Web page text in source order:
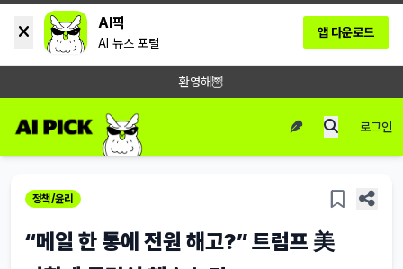
AI픽
AI 뉴스 포털
앱 다운로드
환영해🦉
로그인
정책/윤리
“메일 한 통에 전원 해고?” 트럼프 美